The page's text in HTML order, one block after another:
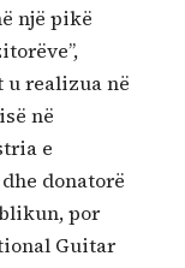
një pikë
realizua në
në
e
donatorë
por
Guitar